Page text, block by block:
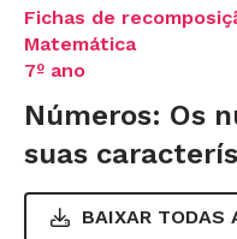
Fichas de
Matemática
7º ano
Números: Os
suas
BAIXAR TODAS